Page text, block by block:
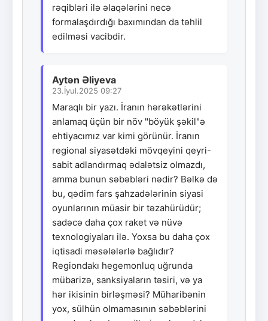
rəqibləri ilə əlaqələrini necə
formalaşdırdığı baxımından da təhlil
edilməsi vacibdir.
Aytən Əliyeva
23.İyul.2025 09:27
Maraqlı bir yazı. İranın hərəkətlərini
anlamaq üçün bir növ "böyük şəkil"ə
ehtiyacımız var kimi görünür. İranın
regional siyasətdəki mövqeyini qeyri-
sabit adlandırmaq ədalətsiz olmazdı,
amma bunun səbəbləri nədir? Bəlkə də
bu, qədim fars şahzadələrinin siyasi
oyunlarının müasir bir təzahürüdür;
sadəcə daha çox raket və nüvə
texnologiyaları ilə. Yoxsa bu daha çox
iqtisadi məsələlərlə bağlıdır?
Regiondakı hegemonluq uğrunda
mübarizə, sanksiyaların təsiri, və ya
hər ikisinin birləşməsi? Müharibənin
yox, sülhün olmamasının səbəblərini